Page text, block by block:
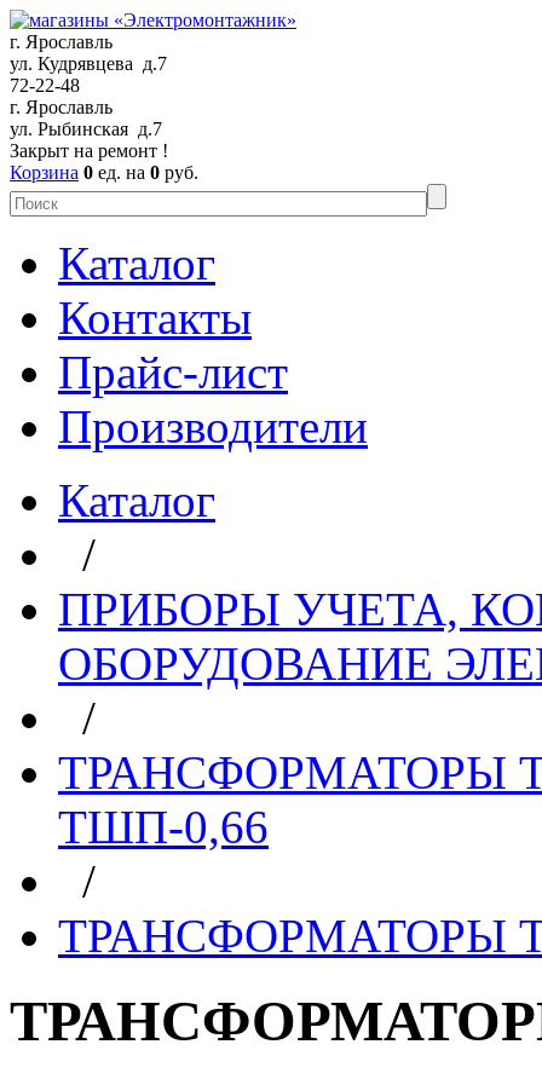
г. Ярославль
ул. Кудрявцева д.7
72-22-48
г. Ярославль
ул. Рыбинская д.7
Закрыт на ремонт !
Корзина 0 ед. на 0 руб.
Каталог
Контакты
Прайс-лист
Производители
Каталог
/
ПРИБОРЫ УЧЕТА,
ОБОРУДОВАНИЕ
/
ТРАНСФОРМАТОРЫ
ТШП-0,66
/
ТРАНСФОРМАТОРЫ